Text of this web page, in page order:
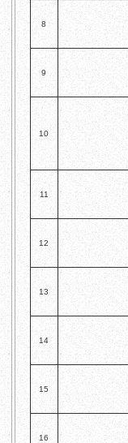
8
9
10
11
12
13
14
15
16